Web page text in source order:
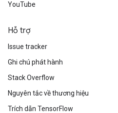
YouTube
Hỗ trợ
Issue tracker
Ghi chú phát hành
Stack Overflow
Nguyên tắc về thương hiệu
Trích dẫn TensorFlow